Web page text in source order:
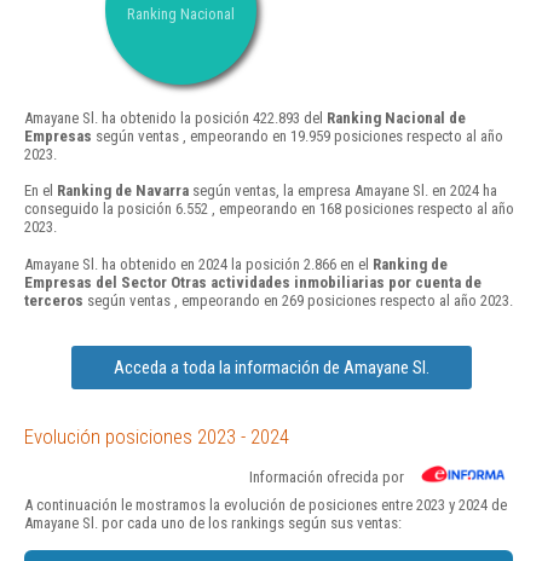
Ranking Nacional
Amayane Sl. ha obtenido la posición 422.893 del Ranking Nacional de
Empresas según ventas , empeorando en 19.959 posiciones respecto al año
2023.
En el Ranking de Navarra según ventas, la empresa Amayane Sl. en 2024 ha
conseguido la posición 6.552 , empeorando en 168 posiciones respecto al año
2023.
Amayane Sl. ha obtenido en 2024 la posición 2.866 en el Ranking de
Empresas del Sector Otras actividades inmobiliarias por cuenta de
terceros según ventas , empeorando en 269 posiciones respecto al año 2023.
Acceda a toda la información de Amayane Sl.
Evolución posiciones 2023 - 2024
Información ofrecida por
A continuación le mostramos la evolución de posiciones entre 2023 y 2024 de
Amayane Sl. por cada uno de los rankings según sus ventas: